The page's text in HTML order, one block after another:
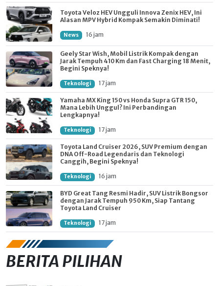
Toyota Veloz HEV Ungguli Innova Zenix HEV, Ini
Alasan MPV Hybrid Kompak Semakin Diminati!
News 16 jam
Geely Star Wish, Mobil Listrik Kompak dengan
Jarak Tempuh 410 Km dan Fast Charging 18 Menit,
Begini Speknya!
Teknologi 17 jam
Yamaha MX King 150 vs Honda Supra GTR 150,
Mana Lebih Unggul? Ini Perbandingan
Lengkapnya!
Teknologi 17 jam
Toyota Land Cruiser 2026, SUV Premium dengan
DNA Off-Road Legendaris dan Teknologi
Canggih, Begini Speknya!
Teknologi 16 jam
BYD Great Tang Resmi Hadir, SUV Listrik Bongsor
dengan Jarak Tempuh 950 Km, Siap Tantang
Toyota Land Cruiser
Teknologi 17 jam
BERITA PILIHAN